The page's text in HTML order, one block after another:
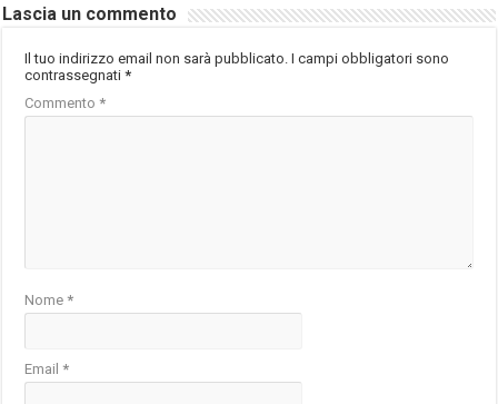
Lascia un commento
Il tuo indirizzo email non sarà pubblicato. I campi obbligatori sono
contrassegnati*
Commento*
Nome*
Email*